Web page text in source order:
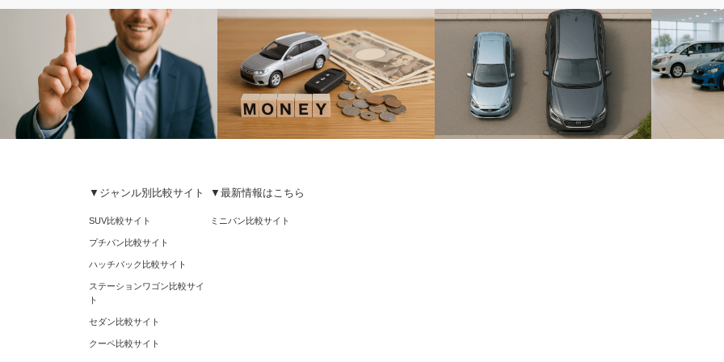
▼ジャンル別比較サイト
SUV比較サイト
プチバン比較サイト
ハッチバック比較サイト
ステーションワゴン比較サイ
ト
セダン比較サイト
クーペ比較サイト
▼最新情報はこちら
ミニバン比較サイト